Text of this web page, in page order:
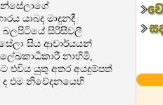
යාබද මාදුනදී
බලපිටියේ සිරිසීවලී
සිය ආචාර්යයන්
නාහිමි,
එවිය යුතු අතර අයදුම්පත්
එම නිවේදනයෙහි